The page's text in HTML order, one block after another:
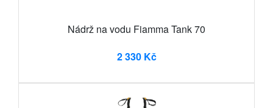
Nádrž na vodu Fiamma Tank 70
2 330 Kč